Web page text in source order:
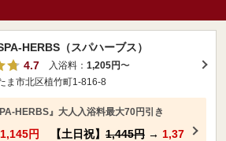
HERBS（スパハーブス）
4.7
入浴料： 1,205円〜
ま市北区植竹町1-816-8
HERBS』大人入浴料最大70円引き
1,145円 【土日祝】 1,445円 → 1,37